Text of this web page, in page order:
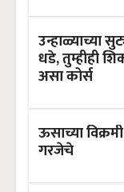
उन्हाळ्याच्या
धडे, तुम्हीही
असा कोर्स
ऊसाच्या
गरजेचे